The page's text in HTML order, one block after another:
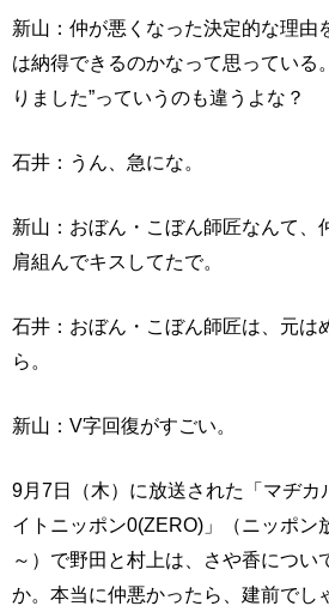
新山：仲が悪くなった決定的な理由
は納得できるのかなって思ってい
りました”っていうのも違うよな？
石井：うん、急にな。
新山：おぼん・こぼん師匠なんて、
肩組んでキスしてたで。
石井：おぼん・こぼん師匠は、元は
ら。
新山：V字回復がすごい。
9月7日（木）に放送された「マヂカ
イトニッポン0(ZERO)」（ニッポン
～）で野田と村上は、さや香につい
か。本当に仲悪かったら、建前でし